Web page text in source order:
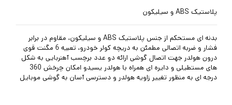
پلاستیک ABS و سیلیکون
بدنه ای مستحکم از جنس پلاستیک ABS و سیلیکون، مقاوم در برابر
فشار و ضربه اتصالی مطمئن به دریچه کولر خودرو، تعبیه 6 مگنت قوی
درون هولدر جهت اتصال گوشی ارائه دو عدد برچسب آهنربایی به شکل
های مستطیلی و دایره ای همراه با هولدر یسیدو امکان چرخش 360
درجه ای به منظور تغییر زاویه هولدر و دسترسی آسان به گوشی موبایل